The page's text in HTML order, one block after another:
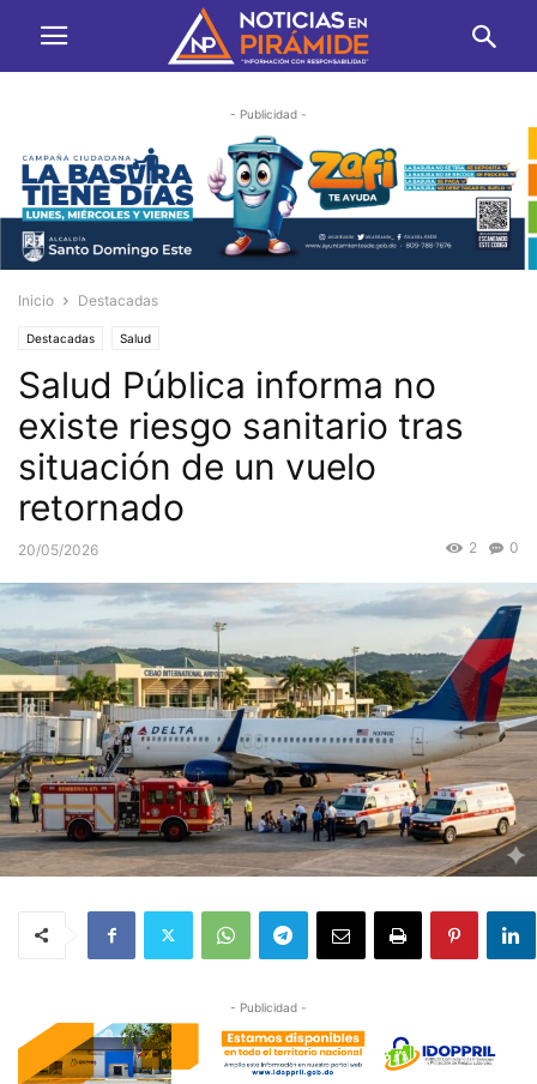
- Publicidad -
Inicio Destacadas
Destacadas Salud
Salud Pública informa no
existe riesgo sanitario tras
situación de un vuelo
retornado
20/05/2026 0
2
- Publicidad -